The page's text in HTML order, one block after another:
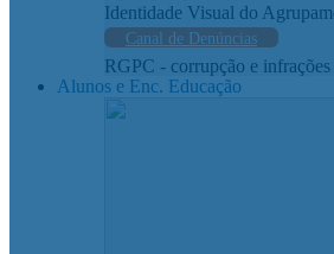
Identidade Visual do
Canal de Denúncias
RGPC - corrupção e infrações
Alunos e Enc. Educação